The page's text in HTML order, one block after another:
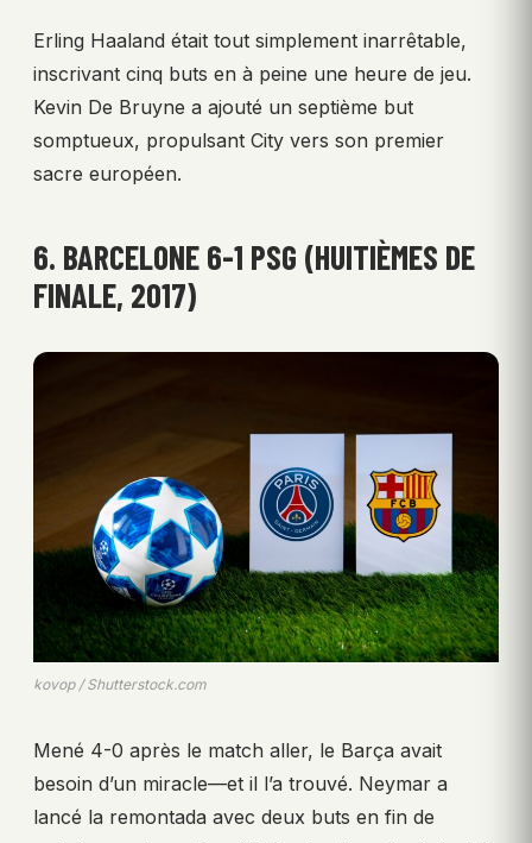
Erling Haaland était tout simplement inarrêtable,
inscrivant cinq buts en à peine une heure de jeu.
Kevin De Bruyne a ajouté un septième but
somptueux, propulsant City vers son premier
sacre européen.
6. BARCELONE 6-1 PSG (HUITIÈMES DE
FINALE, 2017)
kovop / Shutterstock.com
Mené 4-0 après le match aller, le Barça avait
besoin d’un miracle—et il l’a trouvé. Neymar a
lancé la remontada avec deux buts en fin de